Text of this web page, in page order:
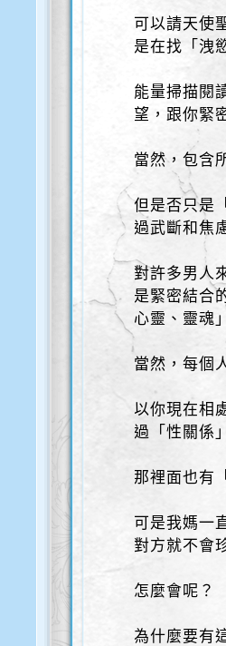
可以請天使
是在找「洩
能量掃描閱
望，跟你緊
當然，包含
但是否只是
過武斷和焦
對許多男人
是緊密結合
心靈、靈魂
當然，每個
以你現在相
過「性關係
那裡面也有
可是我媽一
對方就不會
怎麼會呢？
為什麼要有